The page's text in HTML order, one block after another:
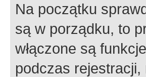
Na początku
są w porządku, to
włączone są
podczas